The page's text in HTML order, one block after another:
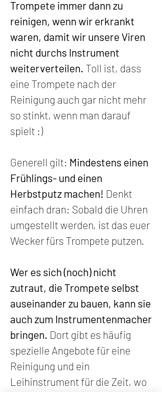
Trompete immer dann zu
reinigen, wenn wir erkrankt
waren, damit wir unsere Viren
nicht durchs Instrument
weiterverteilen. Toll ist, dass
eine Trompete nach der
Reinigung auch gar nicht mehr
so stinkt, wenn man darauf
spielt :)
Generell gilt: Mindestens einen
Frühlings- und einen
Herbstputz machen! Denkt
einfach dran: Sobald die Uhren
umgestellt werden, ist das euer
Wecker fürs Trompete putzen.
Wer es sich (noch) nicht
zutraut, die Trompete selbst
auseinander zu bauen, kann sie
auch zum Instrumentenmacher
bringen. Dort gibt es häufig
spezielle Angebote für eine
Reinigung und ein
Leihinstrument für die Zeit, wo